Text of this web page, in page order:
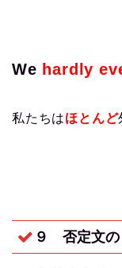
We hardly
私たちはほとんど
９ 否定文